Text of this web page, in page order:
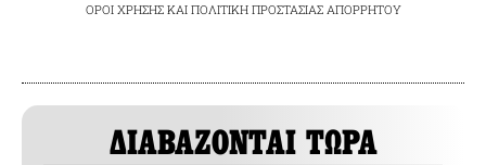
ΟΡΟΙ ΧΡΗΣΗΣΚΑΙ ΠΟΛΙΤΙΚΗ ΠΡΟΣΤΑΣΙΑΣ ΑΠΟΡΡΗΤΟΥ
ΔΙΑΒΑΖΟΝΤΑΙ ΤΩΡΑ